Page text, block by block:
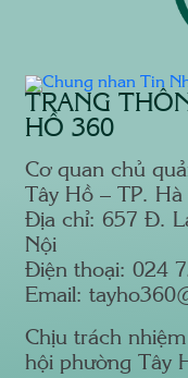
TRANG
HỒ 360
Cơ quan chủ
Tây Hồ – TP. Hà
Địa chỉ: 657 Đ.
Nội
Điện thoại: 024
Email:
Chịu trách
hội phường Tây